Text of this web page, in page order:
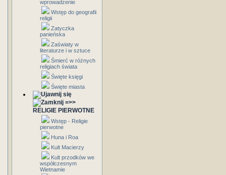
wprowadzenie
Wstęp do geografii
religii
Zatyczka
panieńska
Zaświaty w
literaturze i w sztuce
Śmierć w różnych
religiach świata
Święte księgi
Święte miasta
=>>
RELIGIE PIERWOTNE
Wstęp - Religie
pierwotne
Huna i Roa
Kult Macierzy
Kult przodków we
współczesnym
Wietnamie